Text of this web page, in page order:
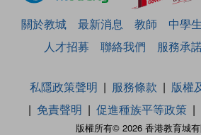
關於教城 最新消息 教師 中學生
人才招募
聯絡我們 服務承
版權所有© 2026 香港教育城
私隱政策聲明 服務條款
版權
免責聲明
促進種族平等政策